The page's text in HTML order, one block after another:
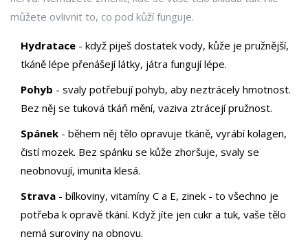
můžete ovlivnit to, co pod kůží funguje.
Hydratace - když piješ dostatek vody, kůže je pružnější,
tkáně lépe přenášejí látky, játra fungují lépe.
Pohyb - svaly potřebují pohyb, aby neztrácely hmotnost.
Bez něj se tuková tkáň mění, vaziva ztrácejí pružnost.
Spánek - během něj tělo opravuje tkáně, vyrábí kolagen,
čistí mozek. Bez spánku se kůže zhoršuje, svaly se
neobnovují, imunita klesá.
Strava - bílkoviny, vitamíny C a E, zinek - to všechno je
potřeba k opravě tkání. Když jíte jen cukr a tuk, vaše tělo
nemá suroviny na obnovu.